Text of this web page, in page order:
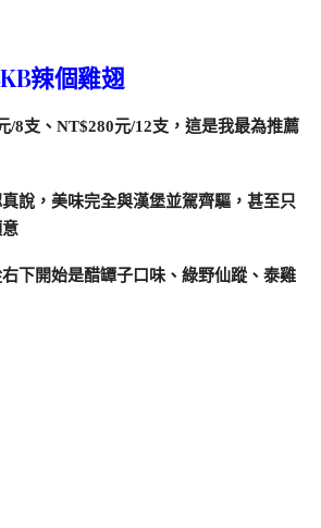
辣個雞翅
/8支、NT$280元/12支，這是我最為推薦
說，美味完全與漢堡並駕齊驅，甚至只
下開始是醋罈子口味、綠野仙蹤、泰雞